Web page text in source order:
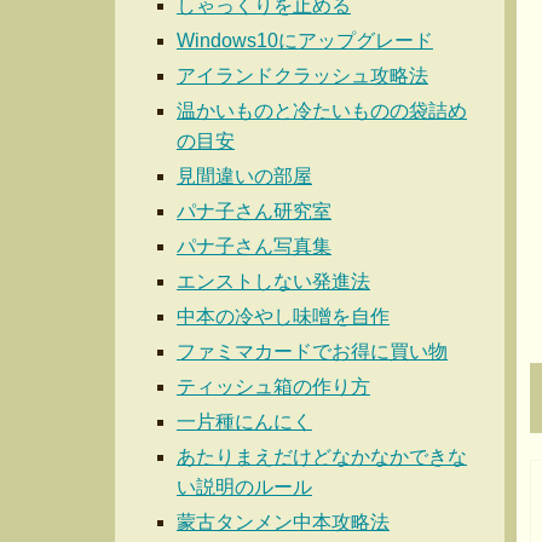
しゃっくりを止める
Windows10にアップグレード
アイランドクラッシュ攻略法
温かいものと冷たいものの袋詰め
の目安
見間違いの部屋
パナ子さん研究室
パナ子さん写真集
エンストしない発進法
中本の冷やし味噌を自作
ファミマカードでお得に買い物
ティッシュ箱の作り方
一片種にんにく
あたりまえだけどなかなかできな
い説明のルール
蒙古タンメン中本攻略法